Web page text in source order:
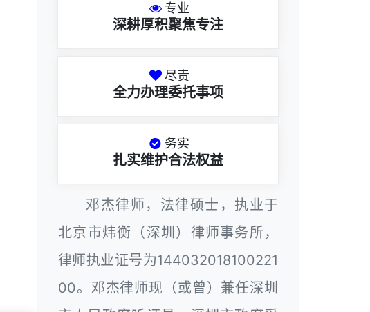
专业
深耕厚积聚焦专注
尽责
全力办理委托事项
务实
扎实维护合法权益
邓杰律师，法律硕士，执业于
北京市炜衡（深圳）律师事务所，
律师执业证号为144032018100221
00。邓杰律师现（或曾）兼任深圳